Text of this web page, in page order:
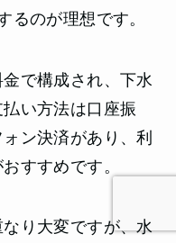
るのが理想です。
で構成され、下水
い方法は口座振
ン決済があり、利
すすめです。
り大変ですが、水